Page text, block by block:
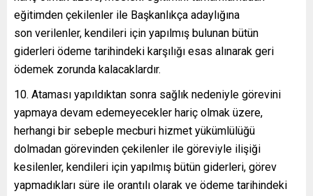
eğitimden çekilenler ile Başkanlıkça adaylığına
son verilenler, kendileri için yapılmış bulunan bütün
giderleri ödeme tarihindeki karşılığı esas alınarak geri
ödemek zorunda kalacaklardır.
10. Ataması yapıldıktan sonra sağlık nedeniyle görevini
yapmaya devam edemeyecekler hariç olmak üzere,
herhangi bir sebeple mecburi hizmet yükümlülüğü
dolmadan görevinden çekilenler ile göreviyle ilişiği
kesilenler, kendileri için yapılmış bütün giderleri, görev
yapmadıkları süre ile orantılı olarak ve ödeme tarihindeki